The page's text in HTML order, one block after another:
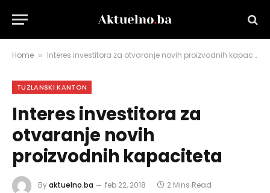
Home » Interes investitora za otvaranje novih proizvodnih kapaciteta
TUZLANSKI KANTON
Interes investitora za
otvaranje novih
proizvodnih kapaciteta
Byaktuelno.ba feb 22, 2018 2 Mins Read